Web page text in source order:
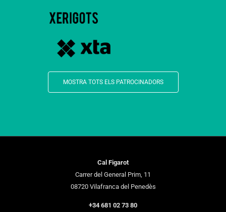
MOSTRA TOTS ELS PATROCINADORS
Cal Figarot
Carrer del General Prim, 11
08720 Vilafranca del Penedès
+34 681 02 73 80